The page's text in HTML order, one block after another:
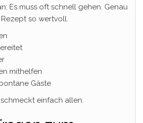
Es muss oft schnell gehen. Genau
so wertvoll.
mithelfen
Gäste
einfach allen.